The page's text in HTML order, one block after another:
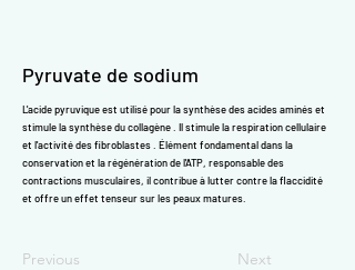
Pyruvate de sodium
L'acide pyruvique est utilisé pour la synthèse desacides aminéset
stimule la synthèsedu collagène . Il stimule la respiration cellulaire
et l'activitédes fibroblastes . Élément fondamental dans la
conservation et la régénération de l'ATP, responsable des
contractions musculaires, il contribue à lutter contre la flaccidité
et offre un effet tenseur sur les peaux matures.
Previous Next